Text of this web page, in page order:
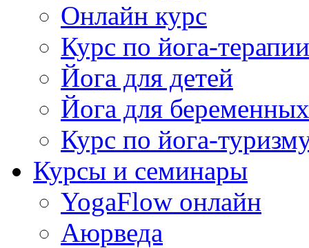
Онлайн курс
Курс по йога-терапии
Йога для детей
Йога для беременных
Курс по йога-
Курсы и семинары
YogaFlow онлайн
Аюрведа